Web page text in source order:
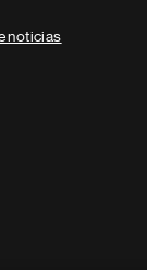
noticias